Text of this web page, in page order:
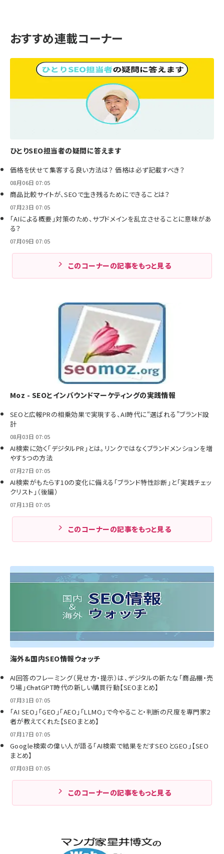
おすすめ連載コーナー
ひとりSEO担当者の疑問に答えます
価格を伏せて集客する良い方法は？ 価格は必ず記載すべき？
08月06日 07:05
商品比較サイトが、SEOで生き残るためにできることは？
07月23日 07:05
「AIによる概要」対策のため、サブドメインを乱立させることに意味があ
る？
07月09日 07:05
このコーナーの記事をもっと見る
Moz - SEOとインバウンドマーケティングの実践情報
SEOと広報PRの相乗効果で実現する、AI時代に“選ばれる”ブランド設
計
08月03日 07:05
AI検索に効く「デジタルPR」とは。リンクではなくブランドメンションを増
やす5つの方法
07月27日 07:05
AI検索がもたらす10の変化に備える「ブランド特性診断」と「実践チェッ
クリスト」（後編）
07月13日 07:05
このコーナーの記事をもっと見る
海外&国内SEO情報ウォッチ
AI回答のフレーミング（見せ方・提示）は、デジタルの新たな「商品棚・売
り場」――ChatGPT時代の新しい購買行動【SEOまとめ】
07月31日 07:05
「AI SEO」「GEO」「AEO」「LLMO」で今やること・判断の尺度を専門家2
者が教えてくれた【SEOまとめ】
07月17日 07:05
Google検索の偉い人が語る「AI検索で結果をだすSEOとGEO」【SEO
まとめ】
07月03日 07:05
このコーナーの記事をもっと見る